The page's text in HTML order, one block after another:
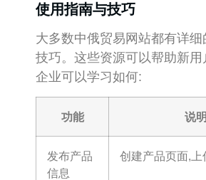
使用指南与技巧
大多数中俄贸易网站都有详
技巧。这些资源可以帮助新用
企业可以学习如何:
功能 说明
发布产品
信息
创建产品页面,上